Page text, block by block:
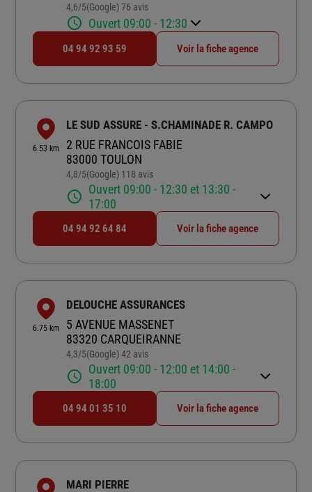
4,6/5Note de 4.6 sur 5
(Google) 76 avis
Ouvert 09:00 - 12:30
04 94 92 93 59 Voir la fiche agence
6.53 km
LE SUD ASSURE - S.CHAMINADE R. CAMPO
2 RUE FRANCOIS FABIE
83000 TOULON
4,8/5Note de 4.8 sur 5
(Google) 118 avis
Ouvert 09:00 - 12:30 et 13:30 -
17:00
04 94 92 64 84 Voir la fiche agence
6.75 km
DELOUCHE ASSURANCES
5 AVENUE MASSENET
83320 CARQUEIRANNE
4,3/5Note de 4.3 sur 5
(Google) 42 avis
Ouvert 09:00 - 12:00 et 14:00 -
18:00
04 94 01 35 10 Voir la fiche agence
MARI PIERRE